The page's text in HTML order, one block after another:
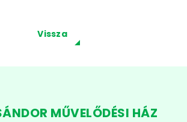
Vissza
MŰVELŐDÉSI HÁZ